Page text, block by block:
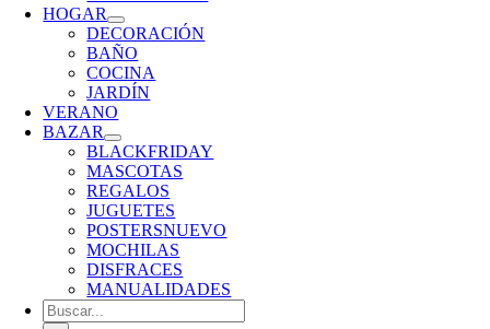
HOGAR
DECORACIÓN
BAÑO
COCINA
JARDÍN
VERANO
BAZAR
BLACKFRIDAY
MASCOTAS
REGALOS
JUGUETES
POSTERSNUEVO
MOCHILAS
DISFRACES
MANUALIDADES
Buscar: